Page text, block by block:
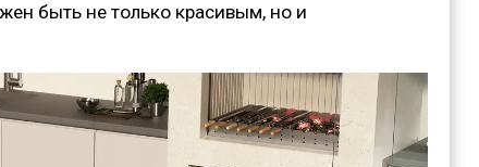
быть не только красивым, но и